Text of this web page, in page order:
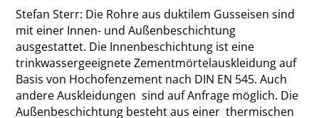
Stefan Sterr: Die Rohre aus duktilem Gusseisen sind
mit einer Innen- und Außenbeschichtung
ausgestattet. Die Innenbeschichtung ist eine
trinkwassergeeignete Zementmörtelauskleidung auf
Basis von Hochofenzement nach DIN EN 545. Auch
andere Auskleidungen sind auf Anfrage möglich. Die
Außenbeschichtung besteht aus einer thermischen